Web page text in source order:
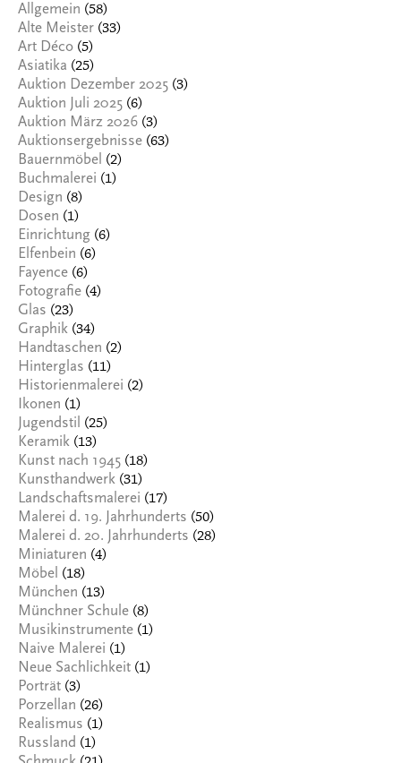
Allgemein (58)
Alte Meister (33)
Art Déco (5)
Asiatika (25)
Auktion Dezember 2025 (3)
Auktion Juli 2025 (6)
Auktion März 2026 (3)
Auktionsergebnisse (63)
Bauernmöbel (2)
Buchmalerei (1)
Design (8)
Dosen (1)
Einrichtung (6)
Elfenbein (6)
Fayence (6)
Fotografie (4)
Glas (23)
Graphik (34)
Handtaschen (2)
Hinterglas (11)
Historienmalerei (2)
Ikonen (1)
Jugendstil (25)
Keramik (13)
Kunst nach 1945 (18)
Kunsthandwerk (31)
Landschaftsmalerei (17)
Malerei d. 19. Jahrhunderts (50)
Malerei d. 20. Jahrhunderts (28)
Miniaturen (4)
Möbel (18)
München (13)
Münchner Schule (8)
Musikinstrumente (1)
Naive Malerei (1)
Neue Sachlichkeit (1)
Porträt (3)
Porzellan (26)
Realismus (1)
Russland (1)